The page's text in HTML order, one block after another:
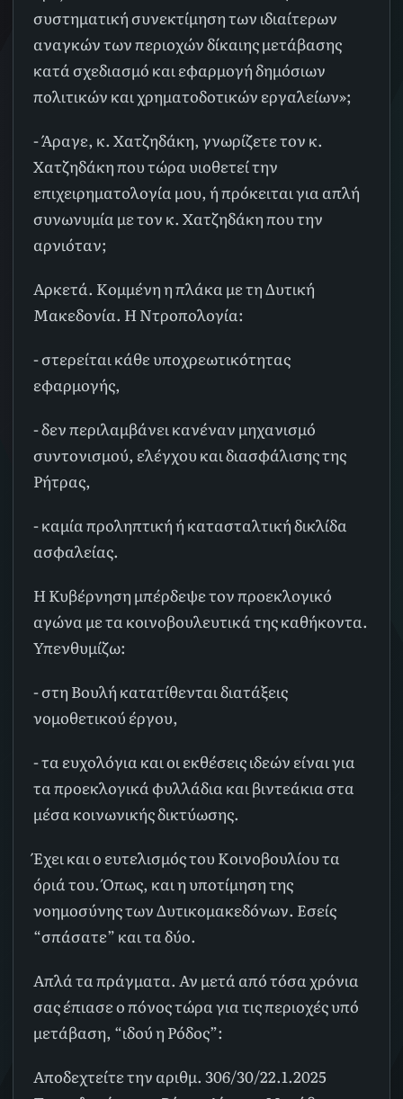
συστηματική συνεκτίμηση των ιδιαίτερων
αναγκών των περιοχών δίκαιης μετάβασης
κατά σχεδιασμό και εφαρμογή δημόσιων
πολιτικών και χρηματοδοτικών εργαλείων»;
- Άραγε, κ. Χατζηδάκη, γνωρίζετε τον κ.
Χατζηδάκη που τώρα υιοθετεί την
επιχειρηματολογία μου, ή πρόκειται για απλή
συνωνυμία με τον κ. Χατζηδάκη που την
αρνιόταν;
Αρκετά. Κομμένη η πλάκα με τη Δυτική
Μακεδονία. Η Ντροπολογία:
- στερείται κάθε υποχρεωτικότητας
εφαρμογής,
- δεν περιλαμβάνει κανέναν μηχανισμό
συντονισμού, ελέγχου και διασφάλισης της
Ρήτρας,
- καμία προληπτική ή κατασταλτική δικλίδα
ασφαλείας.
Η Κυβέρνηση μπέρδεψε τον προεκλογικό
αγώνα με τα κοινοβουλευτικά της καθήκοντα.
Υπενθυμίζω:
- στη Βουλή κατατίθενται διατάξεις
νομοθετικού έργου,
- τα ευχολόγια και οι εκθέσεις ιδεών είναι για
τα προεκλογικά φυλλάδια και βιντεάκια στα
μέσα κοινωνικής δικτύωσης.
Έχει και ο ευτελισμός του Κοινοβουλίου τα
όριά του. Όπως, και η υποτίμηση της
νοημοσύνης των Δυτικομακεδόνων. Εσείς
“σπάσατε” και τα δύο.
Απλά τα πράγματα. Αν μετά από τόσα χρόνια
σας έπιασε ο πόνος τώρα για τις περιοχές υπό
μετάβαση, “ιδού η Ρόδος”:
Αποδεχτείτε την αριθμ. 306/30/22.1.2025